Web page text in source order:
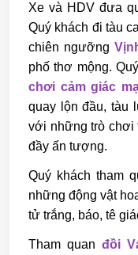
Xe và HDV đưa
Quý khách đi tàu
chiên ngưỡng
phố thơ mộng.
chơi cảm giác
quay lộn đầu, tàu
với những trò chơi
đầy ấn tượng.
Quý khách tham
những động vật
tử trắng, báo, tê
Tham quan đồi